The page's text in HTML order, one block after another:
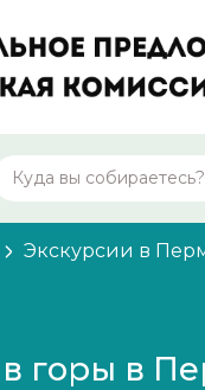
Москва
Россия
Россия
Экскурсии в
горы в